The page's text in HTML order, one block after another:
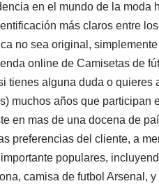
en el mundo de la moda
más claros entre
no sea original,
online de Camisetas de
tienes alguna duda o
muchos años que
en mas de una docena de
preferencias del cliente, a
populares,
camisa de futbol Arsenal,